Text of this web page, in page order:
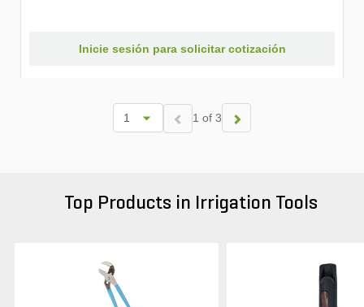
Inicie sesión para solicitar cotización
1 of 3
Top Products in Irrigation Tools